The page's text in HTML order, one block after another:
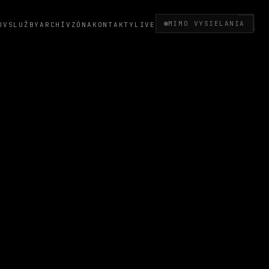
SLUŽBY ARCHÍV ZÓNA KONTAKTY LIVE MIMO VYSIELANIA